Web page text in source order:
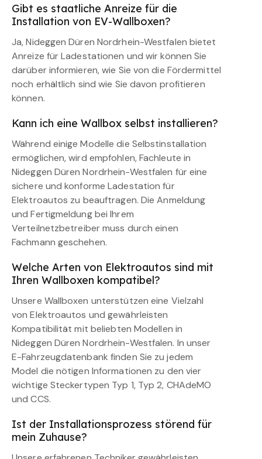
Gibt es staatliche Anreize für die
Installation von EV-Wallboxen?
Ja, Nideggen Düren Nordrhein-Westfalen bietet
Anreize für Ladestationen und wir können Sie
darüber informieren, wie Sie von die Fördermittel
noch erhältlich sind wie Sie davon profitieren
können.
Kann ich eine Wallbox selbst installieren?
Während einige Modelle die Selbstinstallation
ermöglichen, wird empfohlen, Fachleute in
Nideggen Düren Nordrhein-Westfalen für eine
sichere und konforme Ladestation für
Elektroautos zu beauftragen. Die Anmeldung
und Fertigmeldung bei Ihrem
Verteilnetzbetreiber muss durch einen
Fachmann geschehen.
Welche Arten von Elektroautos sind mit
Ihren Wallboxen kompatibel?
Unsere Wallboxen unterstützen eine Vielzahl
von Elektroautos und gewährleisten
Kompatibilität mit beliebten Modellen in
Nideggen Düren Nordrhein-Westfalen. In unser
E-Fahrzeugdatenbank finden Sie zu jedem
Model die nötigen Informationen zu den vier
wichtige Steckertypen Typ 1, Typ 2, CHAdeMO
und CCS.
Ist der Installationsprozess störend für
mein Zuhause?